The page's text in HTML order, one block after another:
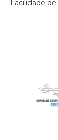
Facilidade